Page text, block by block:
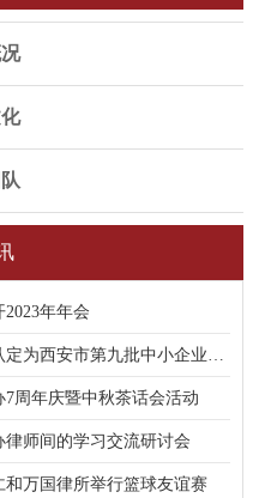
年年会
我所被认定为西安市第九批中小企业公共
7周年庆暨中秋茶话会活动
律师间的学习交流研讨会
和万国律所举行篮球友谊赛